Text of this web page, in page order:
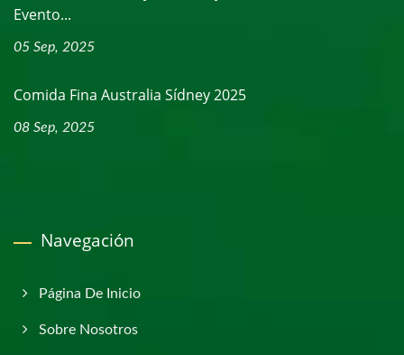
Evento...
05 Sep, 2025
Comida Fina Australia Sídney 2025
08 Sep, 2025
Navegación
Página De Inicio
Sobre Nosotros